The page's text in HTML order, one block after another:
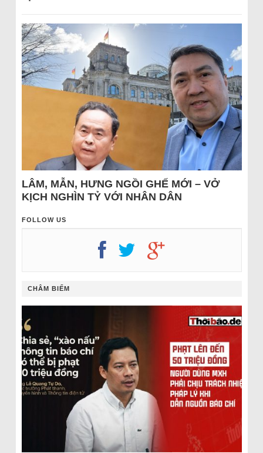
LÂM, MẪN, HƯNG NGỒI GHẾ MỚI – VỞ
KỊCH NGHÌN TỶ VỚI NHÂN DÂN
FOLLOW US
CHÂM BIẾM